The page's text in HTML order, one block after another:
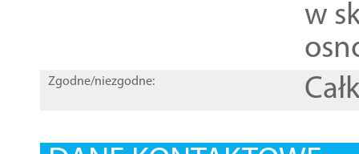
w
Zgodne/niezgodne: